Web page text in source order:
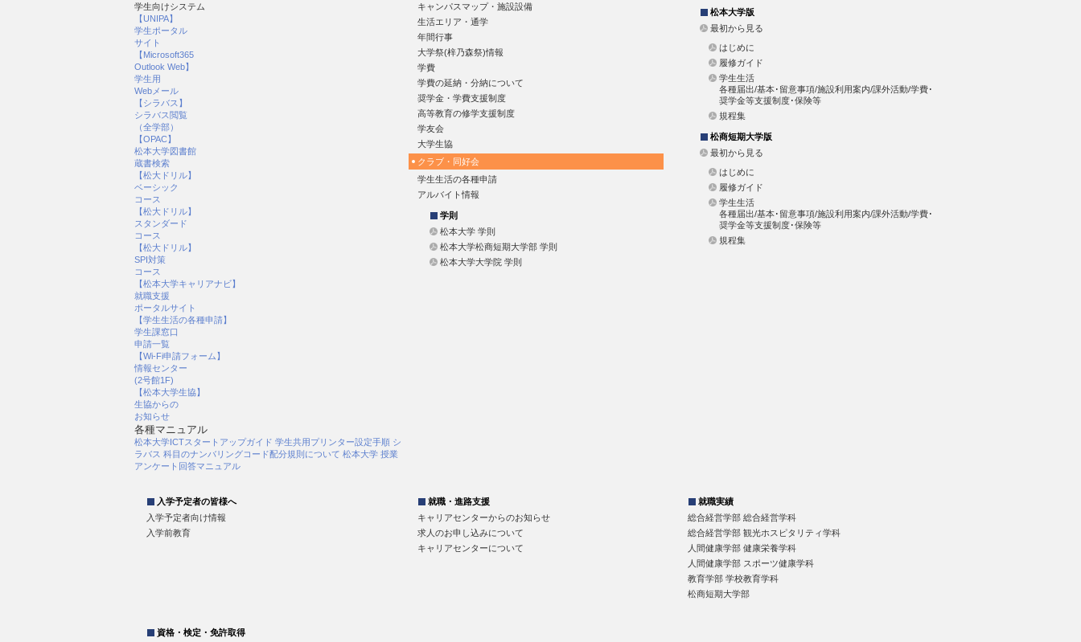
学生向けシステム
【UNIPA】
学生ポータル
サイト
【Microsoft365
Outlook Web】
学生用
Webメール
【シラバス】
シラバス閲覧
（全学部）
【OPAC】
松本大学図書館
蔵書検索
【松大ドリル】
ベーシック
コース
【松大ドリル】
スタンダード
コース
【松大ドリル】
SPI対策
コース
【松本大学キャリアナビ】
就職支援
ポータルサイト
【学生生活の各種申請】
学生課窓口
申請一覧
【Wi-Fi申請フォーム】
情報センター
(2号館1F)
【松本大学生協】
生協からの
お知らせ
各種マニュアル
松本大学ICTスタートアップガイド 学生共用プリンター設定手順 シ
ラバス 科目のナンバリングコード配分規則について 松本大学 授業
アンケート回答マニュアル
キャンパスマップ・施設設備
生活エリア・通学
年間行事
大学祭(梓乃森祭)情報
学費
学費の延納・分納について
奨学金・学費支援制度
高等教育の修学支援制度
学友会
大学生協
クラブ・同好会
学生生活の各種申請
アルバイト情報
学則
松本大学 学則
松本大学松商短期大学部 学則
松本大学大学院 学則
松本大学版
最初から見る
はじめに
履修ガイド
学生生活
各種届出/基本･留意事項/施設利用案内/課外活動/学費･
奨学金等支援制度･保険等
規程集
松商短期大学版
最初から見る
はじめに
履修ガイド
学生生活
各種届出/基本･留意事項/施設利用案内/課外活動/学費･
奨学金等支援制度･保険等
規程集
入学予定者の皆様へ
入学予定者向け情報
入学前教育
就職・進路支援
キャリアセンターからのお知らせ
求人のお申し込みについて
キャリアセンターについて
就職実績
総合経営学部 総合経営学科
総合経営学部 観光ホスピタリティ学科
人間健康学部 健康栄養学科
人間健康学部 スポーツ健康学科
教育学部 学校教育学科
松商短期大学部
資格・検定・免許取得